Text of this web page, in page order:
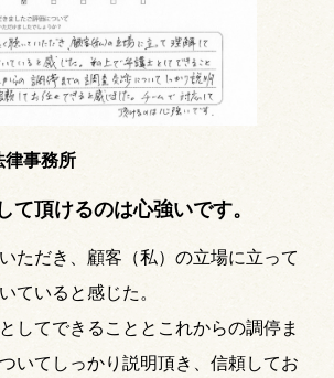
律事務所
て頂けるのは心強いです。
ただき、顧客（私）の立場に立って
ていると感じた。
してできることとこれからの調停ま
いてしっかり説明頂き、信頼してお